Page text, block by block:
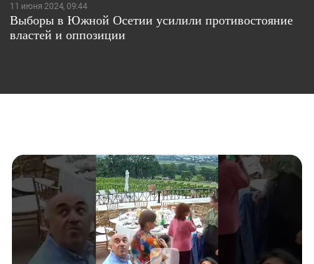
11 июня 2024, 09:44
Выборы в Южной Осетии усилили противостояние
властей и оппозиции